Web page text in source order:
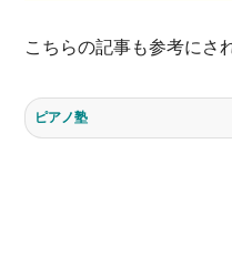
こちらの記事も参考にさ
ピアノ塾